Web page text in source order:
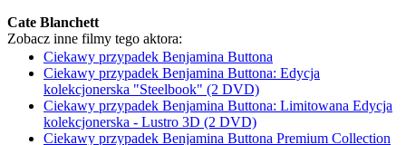
Cate Blanchett
Zobacz inne filmy tego aktora:
Ciekawy przypadek Benjamina Buttona
Ciekawy przypadek Benjamina Buttona: Edycja
kolekcjonerska "Steelbook" (2 DVD)
Ciekawy przypadek Benjamina Buttona: Limitowana Edycja
kolekcjonerska - Lustro 3D (2 DVD)
Ciekawy przypadek Benjamina Buttona Premium Collection